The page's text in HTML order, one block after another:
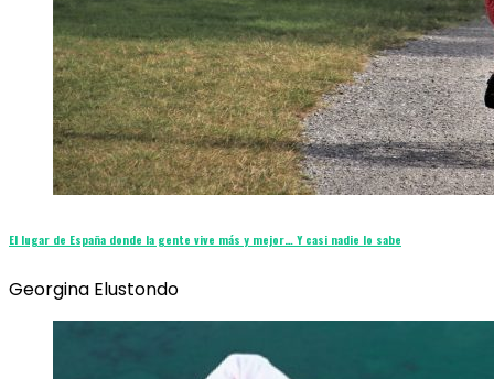
El lugar de España donde la gente vive más y mejor… Y casi nadie lo sabe
Georgina Elustondo